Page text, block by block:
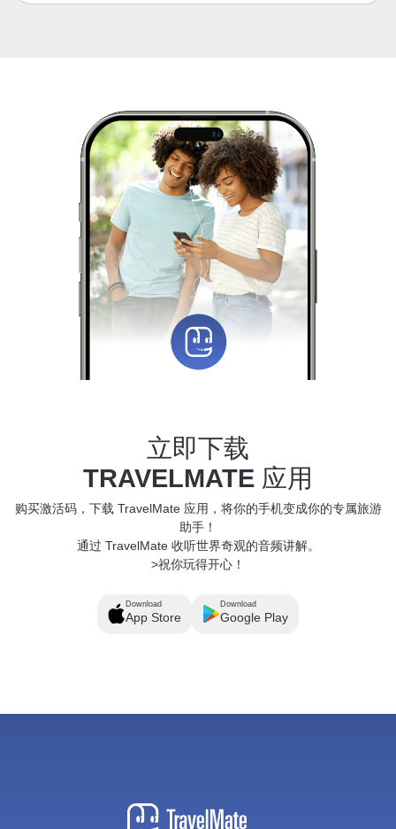
立即下载
TRAVELMATE 应用
购买激活码，下载 TravelMate 应用，将你的手机变成你的专属旅游
助手！
通过 TravelMate 收听世界奇观的音频讲解。
>祝你玩得开心！
Download
App Store
Download
Google Play